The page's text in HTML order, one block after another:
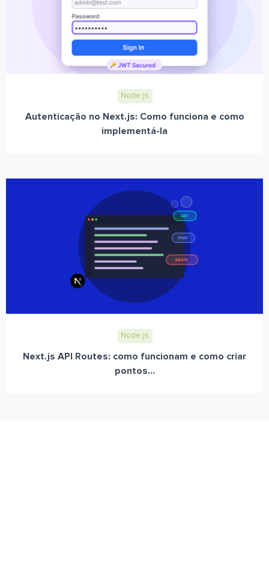
Node.js
Autenticação no Next.js: Como funciona e como
implementá-la
Node.js
Next.js API Routes: como funcionam e como criar
pontos...